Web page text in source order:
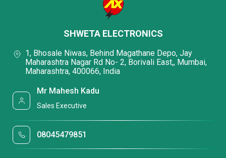
SHWETA ELECTRONICS
1, Bhosale Niwas, Behind Magathane Depo, Jay
Maharashtra Nagar Rd No- 2, Borivali East,, Mumbai,
Maharashtra, 400066, India
Mr Mahesh Kadu
Sales Executive
08045479851